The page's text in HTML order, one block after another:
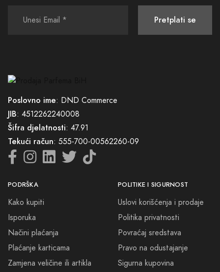
Pretplati se
Poslovno ime: DND Commerce
JIB: 4512262240008
Šifra djelatnosti: 47.91
Tekući račun: 555-700-00562260-09
PODRŠKA
Kako kupiti
Isporuka
Načini plaćanja
Plaćanje karticama
Zamjena veličine ili artikla
POLITIKE I SIGURNOST
Uslovi korišćenja i prodaje
Politika privatnosti
Povraćaj sredstava
Pravo na odustajanje
Sigurna kupovina